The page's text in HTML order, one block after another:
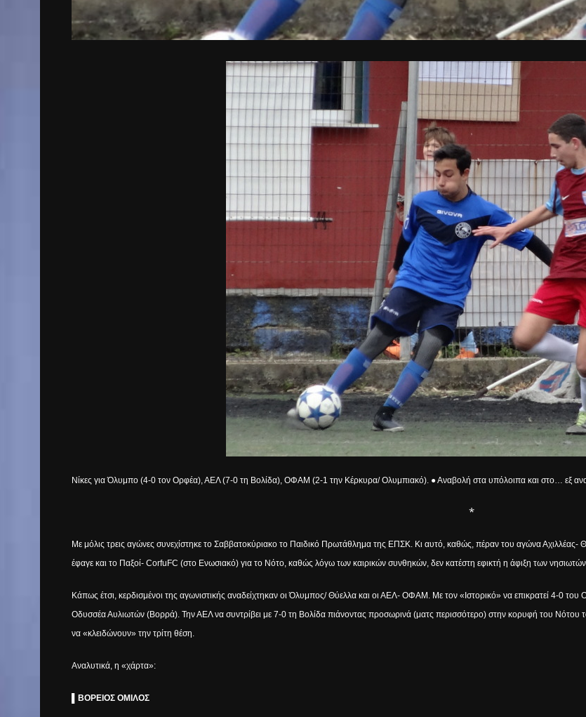
Νίκες για Όλυμπο (4-0 τον Ορφέα), ΑΕΛ (7-0 τη Βολίδα), ΟΦΑΜ (2-1 την Κέρκυρα/ Ολυμπιακό). ● Αναβολή στα υπόλοιπα και στο… εξ
*
Με μόλις τρεις αγώνες συνεχίστηκε το Σαββατοκύριακο το Παιδικό Πρωτάθλημα της ΕΠΣΚ. Κι αυτό, καθώς, πέραν του αγώνα
έφαγε και το Παξοί- Corfu FC (στο Ενωσιακό) για το Νότο, καθώς λόγω των καιρικών συνθηκών, δεν κατέστη εφικτή η άφιξη των
Κάπως έτσι, κερδισμένοι της αγωνιστικής αναδείχτηκαν οι Όλυμπος/ Θύελλα και οι ΑΕΛ- ΟΦΑΜ. Με τον «Ιστορικό» να επικρατεί 4-0
Οδυσσέα Αυλιωτών (Βορρά). Την ΑΕΛ να συντρίβει με 7-0 τη Βολίδα πιάνοντας προσωρινά (ματς περισσότερο) στην κορυφή του Νότου
να «κλειδώνουν» την τρίτη θέση.
Αναλυτικά, η «χάρτα»:
▌ΒΟΡΕΙΟΣ ΟΜΙΛΟΣ